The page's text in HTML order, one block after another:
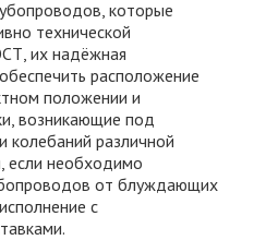
которые
технической
их надёжная
расположение
положении и
возникающие под
колебаний различной
если необходимо
от блуждающих
с